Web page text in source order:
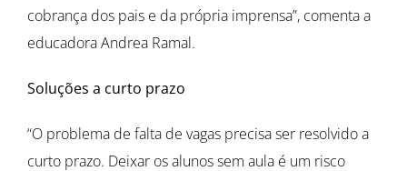
cobrança dos pais e da própria imprensa”, comenta a
educadora Andrea Ramal.
Soluções a curto prazo
“O problema de falta de vagas precisa ser resolvido a
curto prazo. Deixar os alunos sem aula é um risco